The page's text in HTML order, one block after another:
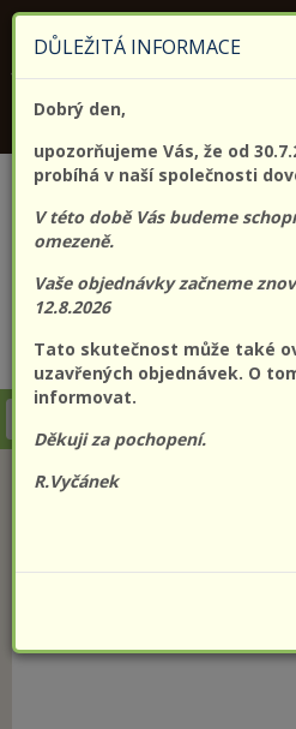
CZK EUR
DŮLEŽITÁ INFORMACE
Dobrý den,
upozorňujeme Vás, že od
probíhá v naší společnosti
V této době Vás budeme
omezeně.
Vaše objednávky začneme
12.8.2026
Tato skutečnost může také
uzavřených objednávek. O
informovat.
Děkuji za pochopení.
R.Vyčánek